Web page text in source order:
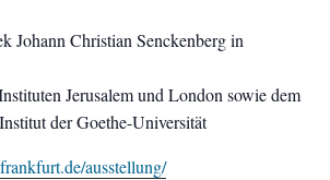
Johann Christian Senckenberg in
Jerusalem und London sowie dem
der Goethe-Universität
ausstellung/